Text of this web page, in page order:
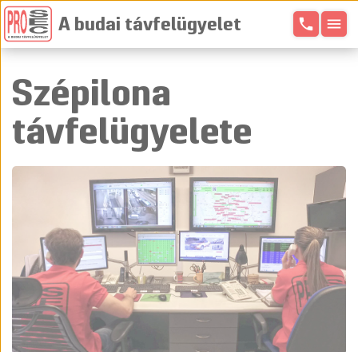
A budai távfelügyelet phone menu
Szépilona
távfelügyelete